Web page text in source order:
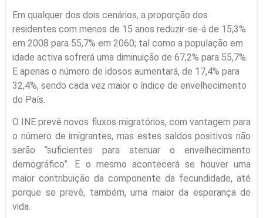
Em qualquer dos dois cenários, a proporção dos
residentes com menos de 15 anos reduzir-se-á de 15,3%
em 2008 para 55,7% em 2060; tal como a população em
idade activa sofrerá uma diminuição de 67,2% para 55,7%.
E apenas o número de idosos aumentará, de 17,4% para
32,4%, sendo cada vez maior o índice de envelhecimento
do País.
O INE prevê novos fluxos migratórios, com vantagem para
o número de imigrantes, mas estes saldos positivos não
serão “suficientes para atenuar o envelhecimento
demográfico”. E o mesmo acontecerá se houver uma
maior contribuição da componente da fecundidade, até
porque se prevê, também, uma maior da esperança de
vida.